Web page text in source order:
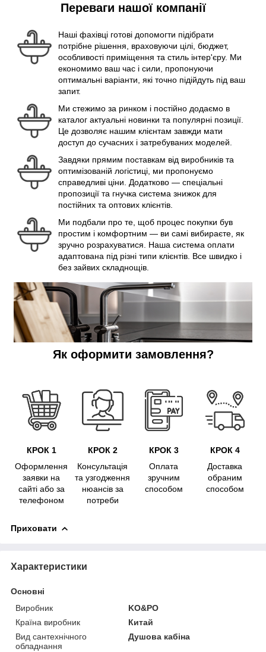
Переваги нашої компанії
Наші фахівці готові допомогти підібрати
потрібне рішення, враховуючи цілі, бюджет,
особливості приміщення та стиль інтер'єру. Ми
економимо ваш час і сили, пропонуючи
оптимальні варіанти, які точно підійдуть під ваш
запит.
Ми стежимо за ринком і постійно додаємо в
каталог актуальні новинки та популярні позиції.
Це дозволяє нашим клієнтам завжди мати
доступ до сучасних і затребуваних моделей.
Завдяки прямим поставкам від виробників та
оптимізованій логістиці, ми пропонуємо
справедливі ціни. Додатково — спеціальні
пропозиції та гнучка система знижок для
постійних та оптових клієнтів.
Ми подбали про те, щоб процес покупки був
простим і комфортним — ви самі вибираєте, як
зручно розрахуватися. Наша система оплати
адаптована під різні типи клієнтів. Все швидко і
без зайвих складнощів.
Як оформити замовлення?
КРОК 1
Оформлення
заявки на
сайті або за
телефоном
КРОК 2
Консультація
та узгодження
нюансів за
потреби
КРОК 3
Оплата
зручним
способом
КРОК 4
Доставка
обраним
способом
Приховати
Характеристики
Основні
Виробник
KO&PO
Країна виробник
Китай
Вид сантехнічного
обладнання
Душова кабіна